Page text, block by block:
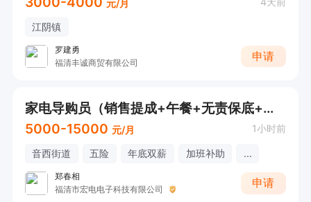
元/月
江阴镇
罗建勇
福清丰诚商贸有限公司
申请
家电导购员（销售提成+午餐+无责保底+五险+法定节假日）
5000-15000 元/月 1小时前
音西街道 五险 年底双薪 加班补助 ...
郑春相
福清市宏电电子科技有限公司
申请